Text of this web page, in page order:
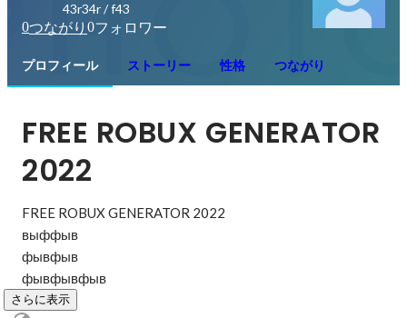
43r34r / f43
0つながり 0フォロワー
プロフィール ストーリー 性格 つながり
FREE ROBUX GENERATOR
2022
FREE ROBUX GENERATOR 2022
выффыв
фывфыв
фывфывфыв
さらに表示